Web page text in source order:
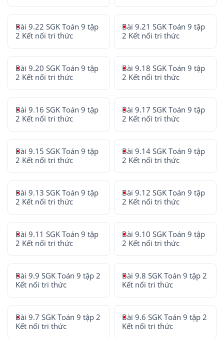
Bài 9.22 SGK Toán 9 tập
2 Kết nối tri thức
Bài 9.21 SGK Toán 9 tập
2 Kết nối tri thức
Bài 9.20 SGK Toán 9 tập
2 Kết nối tri thức
Bài 9.18 SGK Toán 9 tập
2 Kết nối tri thức
Bài 9.16 SGK Toán 9 tập
2 Kết nối tri thức
Bài 9.17 SGK Toán 9 tập
2 Kết nối tri thức
Bài 9.15 SGK Toán 9 tập
2 Kết nối tri thức
Bài 9.14 SGK Toán 9 tập
2 Kết nối tri thức
Bài 9.13 SGK Toán 9 tập
2 Kết nối tri thức
Bài 9.12 SGK Toán 9 tập
2 Kết nối tri thức
Bài 9.11 SGK Toán 9 tập
2 Kết nối tri thức
Bài 9.10 SGK Toán 9 tập
2 Kết nối tri thức
Bài 9.9 SGK Toán 9 tập 2
Kết nối tri thức
Bài 9.8 SGK Toán 9 tập 2
Kết nối tri thức
Bài 9.7 SGK Toán 9 tập 2
Kết nối tri thức
Bài 9.6 SGK Toán 9 tập 2
Kết nối tri thức